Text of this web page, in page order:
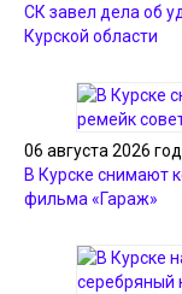
СК завел дела об
Курской области
06 августа 2026
В Курске снимают
фильма «Гараж»